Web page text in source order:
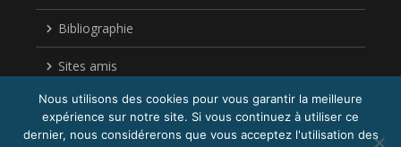
Bibliographie
Sites amis
Politique de confidentialité
Nous utilisons des cookies pour vous garantir la meilleure
expérience sur notre site. Si vous continuez à utiliser ce
dernier, nous considérerons que vous acceptez l'utilisation des